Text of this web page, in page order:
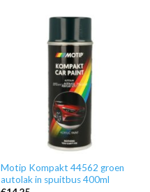
Motip Kompakt 44562 groen
autolak in spuitbus 400ml